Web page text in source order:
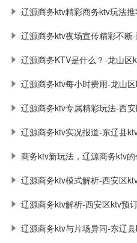
辽源商务ktv精彩商务ktv玩法推荐
辽源商务ktv夜场宣传精彩不断
辽源商务KTV是什么？-龙山区
辽源商务ktv每小时费用-龙山
辽源商务ktv专属精彩玩法-西
辽源商务ktv实况报道-东辽县
商务ktv新玩法，辽源商务ktv的创新
辽源商务ktv模式解析-西安区
辽源商务ktv解析-西安区ktv预
辽源商务ktv与片场异同-东辽